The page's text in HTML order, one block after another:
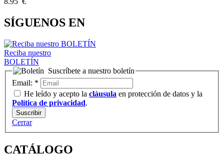
SÍGUENOS EN
Reciba nuestro
BOLETÍN
Suscríbete a nuestro boletín
Email: *
He leído y acepto la cláusula en protección de datos y la
Política de privacidad.
Cerrar
CATÁLOGO